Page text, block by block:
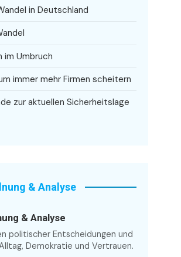
in Deutschland
im Umbruch
immer mehr Firmen scheitern
zur aktuellen Sicherheitslage
& Analyse
& Analyse
politischer Entscheidungen und
Demokratie und Vertrauen.